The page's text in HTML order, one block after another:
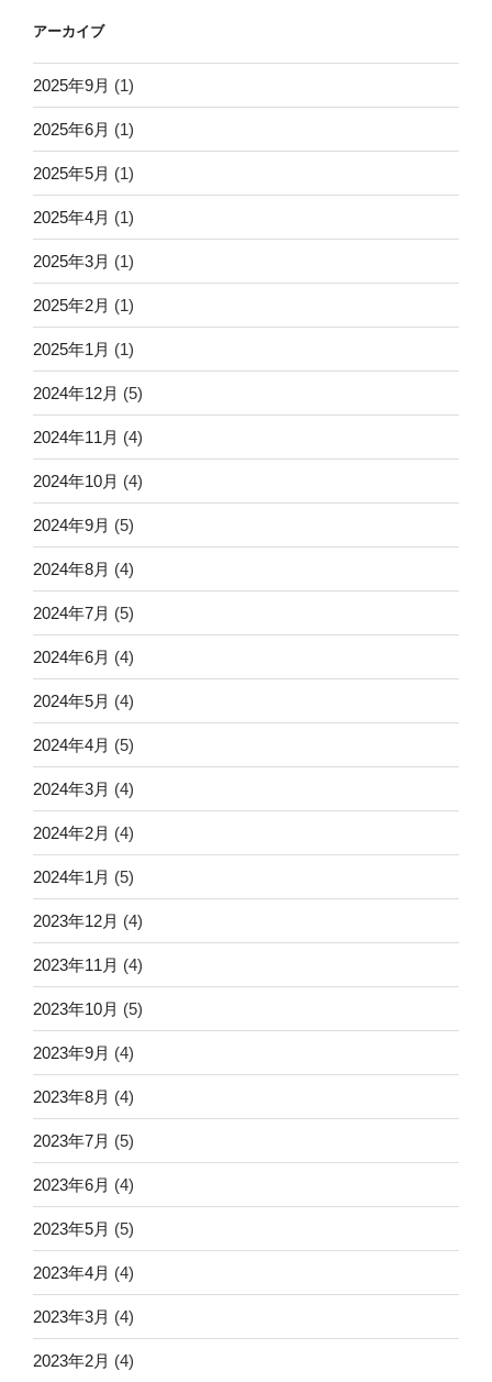
アーカイブ
2025年9月 (1)
2025年6月 (1)
2025年5月 (1)
2025年4月 (1)
2025年3月 (1)
2025年2月 (1)
2025年1月 (1)
2024年12月 (5)
2024年11月 (4)
2024年10月 (4)
2024年9月 (5)
2024年8月 (4)
2024年7月 (5)
2024年6月 (4)
2024年5月 (4)
2024年4月 (5)
2024年3月 (4)
2024年2月 (4)
2024年1月 (5)
2023年12月 (4)
2023年11月 (4)
2023年10月 (5)
2023年9月 (4)
2023年8月 (4)
2023年7月 (5)
2023年6月 (4)
2023年5月 (5)
2023年4月 (4)
2023年3月 (4)
2023年2月 (4)